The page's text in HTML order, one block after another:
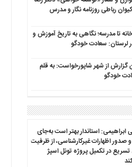
رباطی روزنامه نگار و مدرس
تا مدرسه؛ نگاهی به تاریخ آموزش و
لرستان: سعادت خودگو
گزارش از شهر شاپورخواست: به قلم
خودگو
ابراهیمی: استاندار بهتر است به‌جای
صدور اظهارات غیرکارشناسی، از ظرفیت
در تکمیل پروژه تونل اسپژ